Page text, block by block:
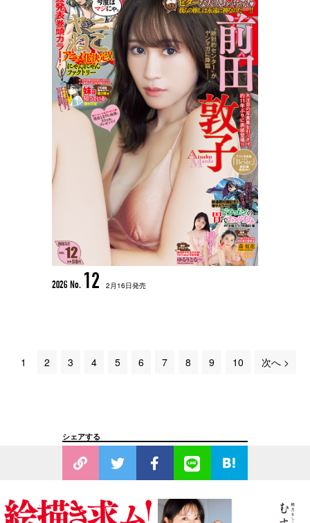
2026 No. 12 2月16日発売
1 2 3 4 5 6 7 8 9 10 次へ >
シェアする